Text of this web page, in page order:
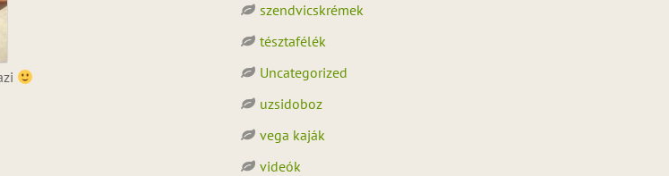
szendvicskrémek
tésztafélék
Uncategorized
uzsidoboz
vega kaják
videók